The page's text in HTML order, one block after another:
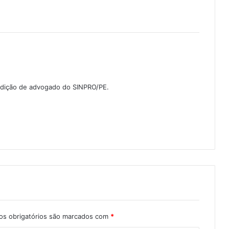
de advogado do SINPRO/PE.
obrigatórios são marcados com *